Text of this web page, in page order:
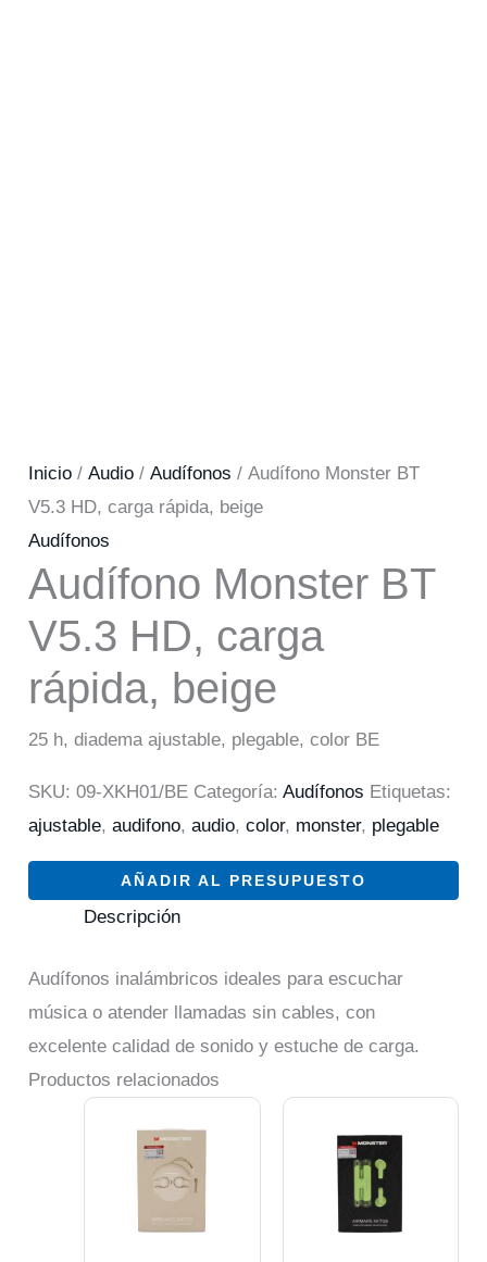
Inicio /Audio /Audífonos / Audífono Monster BT
V5.3 HD, carga rápida, beige
Audífonos
Audífono Monster BT
V5.3 HD, carga
rápida, beige
25 h, diadema ajustable, plegable, color BE
SKU:09-XKH01/BE Categoría:Audífonos Etiquetas:
ajustable,audifono,audio,color, monster, plegable
AÑADIR AL PRESUPUESTO
Descripción
Audífonos inalámbricos ideales para escuchar
música o atender llamadas sin cables, con
excelente calidad de sonido y estuche de carga.
Productos relacionados